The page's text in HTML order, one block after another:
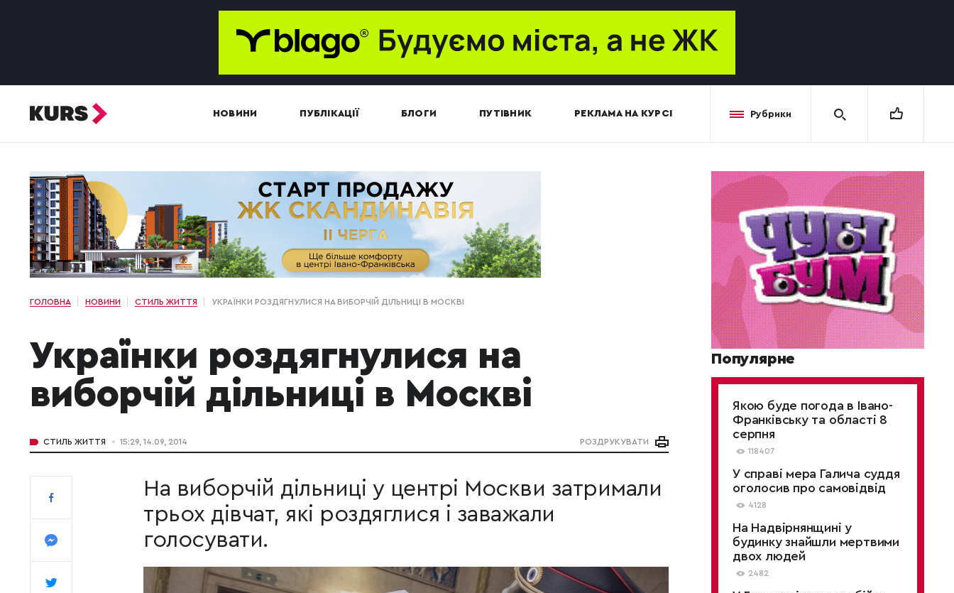
НОВИНИ ПУБЛІКАЦІЇ БЛОГИ ПУТІВНИК РЕКЛАМА НА КУРСІ Рубрики
ГОЛОВНА НОВИНИ СТИЛЬ ЖИТТЯ УКРАЇНКИ РОЗДЯГНУЛИСЯ НА ВИБОРЧІЙ ДІЛЬНИЦІ В МОСКВІ
Українки роздягнулися на
виборчій дільниці в Москві
СТИЛЬ ЖИТТЯ 15:29, 14.09, 2014 РОЗДРУКУВАТИ
На виборчій дільниці у центрі Москви затримали
трьох дівчат, які роздяглися і заважали
голосувати.
Популярне
Якою буде погода в Івано-
Франківську та області 8
серпня
118407
У справі мера Галича суддя
оголосив про самовідвід
4128
На Надвірнянщині у
будинку знайшли мертвими
двох людей
2482